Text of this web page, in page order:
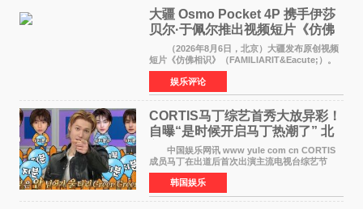
大疆 Osmo Pocket 4P 携手伊莎
贝尔·于佩尔推出视频短片《仿佛
相识》
（2026年8月6日，北京）大疆发布原创视频
短片《仿佛相识》（FAMILIARIT&Eacute;）。
视频短片由戛纳国际电影节最佳女演员伊莎贝尔·
于佩尔（Isabelle Huppert）主演，全程使用大
疆首款双主摄口
娱乐评论
CORTIS马丁综艺首秀大放异彩！
自曝“是时候开启马丁热潮了” 北
美巡演火热进行中
中国娱乐网讯 www yule com cn CORTIS
成员马丁在出道后首次出演主流电视台综艺节
目，展现了多才多艺的魅力。 马丁出演了5日
播出的MBC《Radio Star》Fashion与Passion
之间，I&lsquo;m
韩国娱乐